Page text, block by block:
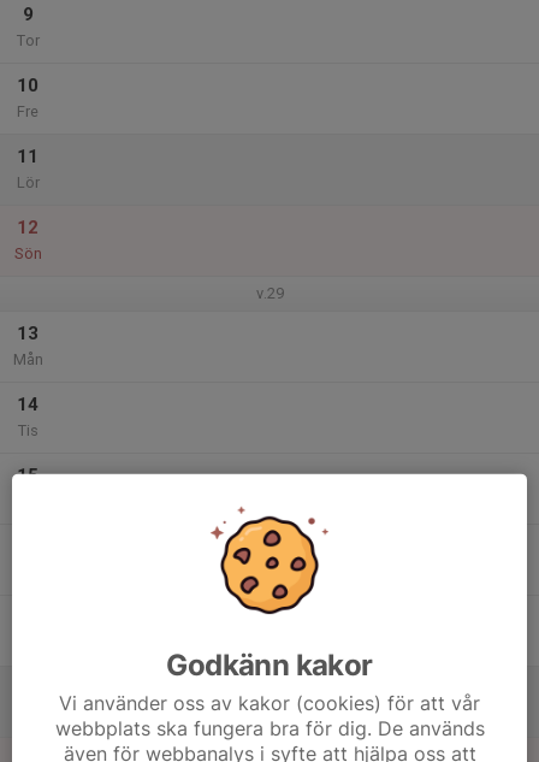
9
Tor
10
Fre
11
Lör
12
Sön
v.29
13
Mån
14
Tis
15
Godkänn kakor
Vi använder oss av kakor (cookies) för att vår
webbplats ska fungera bra för dig. De används
även för webbanalys i syfte att hjälpa oss att